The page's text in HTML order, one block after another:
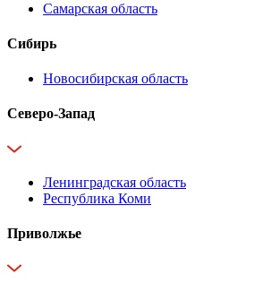
Самарская область
Сибирь
Новосибирская область
Северо-Запад
Ленинградская область
Республика Коми
Приволжье